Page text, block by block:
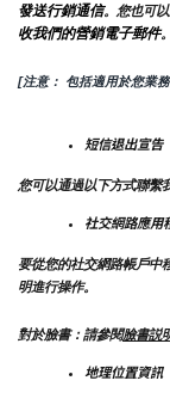
發送行銷通信。您也可
收我們的營銷電子郵件。
[注意： 包括適用於您業
短信退出宣告
您可以通過以下方式聯繫
社交網路應用
要從您的社交網路帳戶中
明進行操作。
對於臉書：請參閱臉書説
地理位置資訊